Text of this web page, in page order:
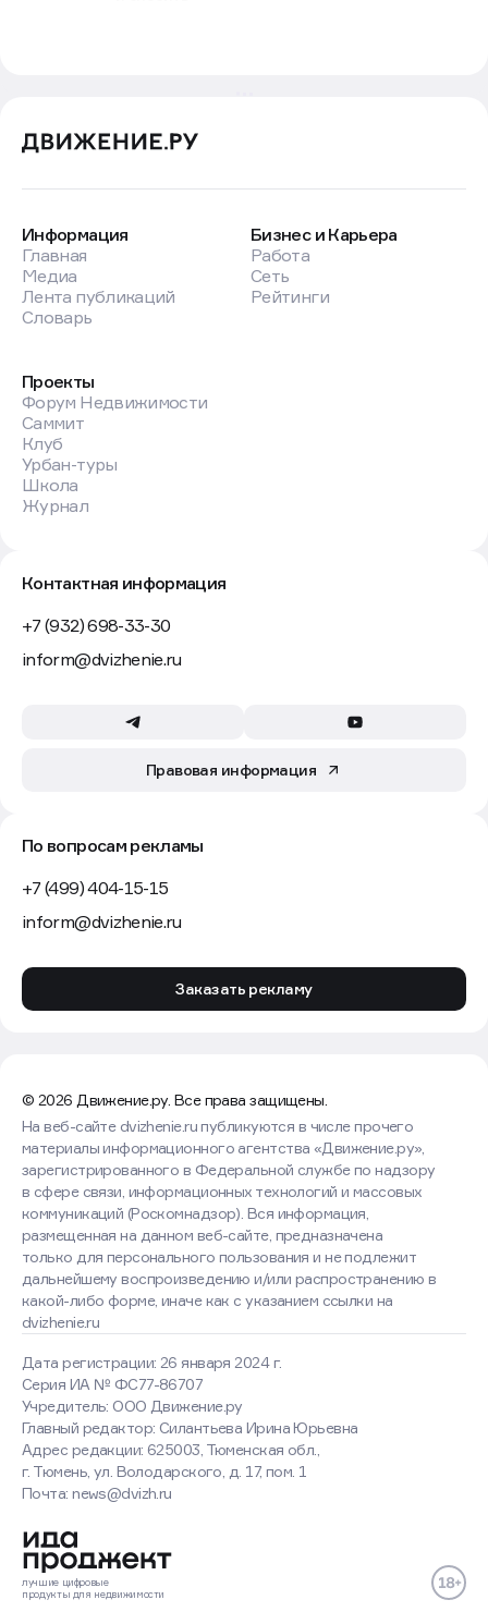
Информация
Главная
Медиа
Лента публикаций
Словарь
Бизнес и Карьера
Работа
Сеть
Рейтинги
Проекты
Форум Недвижимости
Саммит
Клуб
Урбан-туры
Школа
Журнал
Контактная информация
+7 (932) 698-33-30
inform@dvizhenie.ru
Правовая информация
По вопросам рекламы
+7 (499) 404-15-15
inform@dvizhenie.ru
Заказать рекламу
© 2026 Движение.ру. Все права защищены.
Дата регистрации: 26 января 2024 г.
Серия ИА № ФС77-86707
Учредитель: ООО Движение.ру
Главный редактор: Силантьева Ирина Юрьевна
Адрес редакции: 625003, Тюменская обл.,
г. Тюмень, ул. Володарского, д. 17, пом. 1
Почта: news@dvizh.ru
На веб-сайте dvizhenie.ru публикуются в числе прочего
материалы информационного агентства «Движение.ру»,
зарегистрированного в Федеральной службе по надзору
в сфере связи, информационных технологий и массовых
коммуникаций (Роскомнадзор). Вся информация,
размещенная на данном веб-сайте, предназначена
только для персонального пользования и не подлежит
дальнейшему воспроизведению и/или распространению в
какой-либо форме, иначе как с указанием ссылки на
dvizhenie.ru
лучшие цифровые
продукты для недвижимости
Оставаясь на сайте, вы
соглашаетесь с использованием